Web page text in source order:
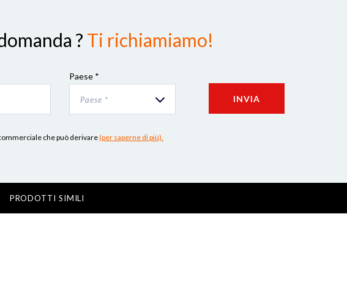
? Ti richiamiamo!
Paese *
Paese * INVIA
che può derivare(per saperne di più).
PRODOTTI SIMILI